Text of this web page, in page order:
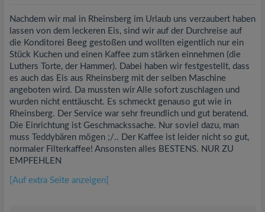
Nachdem wir mal in Rheinsberg im Urlaub uns verzaubert haben
lassen von dem leckeren Eis, sind wir auf der Durchreise auf
die Konditorei Beeg gestoßen und wollten eigentlich nur ein
Stück Kuchen und einen Kaffee zum stärken einnehmen (die
Luthers Torte, der Hammer). Dabei haben wir festgestellt, dass
es auch das Eis aus Rheinsberg mit der selben Maschine
angeboten wird. Da mussten wir Alle sofort zuschlagen und
wurden nicht enttäuscht. Es schmeckt genauso gut wie in
Rheinsberg. Der Service war sehr freundlich und gut beratend.
Die Einrichtung ist Geschmackssache. Nur soviel dazu, man
muss Teddybären mögen ;/.. Der Kaffee ist leider nicht so gut,
normaler Filterkaffee! Ansonsten alles BESTENS. NUR ZU
EMPFEHLEN
[Auf extra Seite anzeigen]